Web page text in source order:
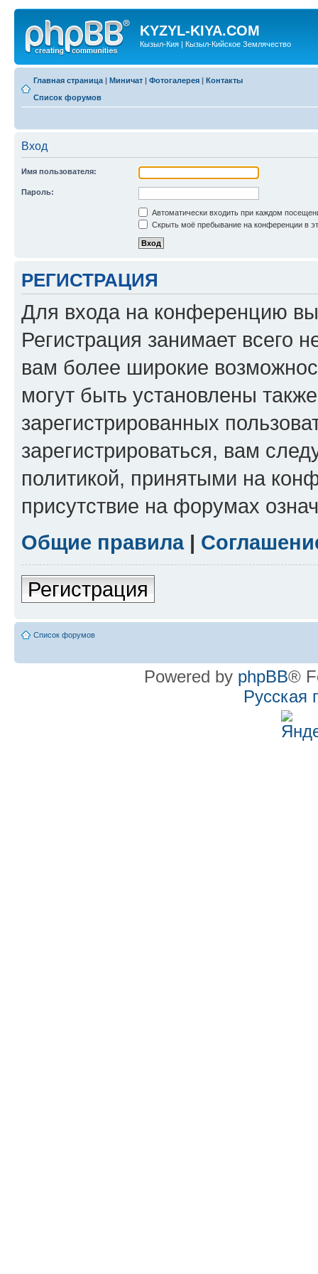
KYZYL-KIYA.COM
Кызыл-Кия | Кызыл-Кийское Землячество
Главная страница | Миничат | Фотогалерея | Контакты
Список форумов
Вход
Имя пользователя:
Пароль:
Автоматически входить при каждом
Скрыть моё пребывание на конференции в
РЕГИСТРАЦИЯ
Для входа на конференцию
Регистрация занимает всего
вам более широкие
могут быть установлены
зарегистрированных
зарегистрироваться, вам
политикой, принятыми на
присутствие на форумах
Общие правила|
Регистрация
Список форумов
Powered by phpBB®
Русская